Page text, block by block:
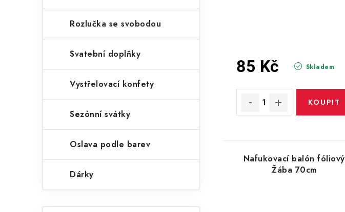
Rozlučka se svobodou
Svatební doplňky
Vystřelovací konfety
Sezónní svátky
Oslava podle barev
Dárky
Skladem
85 Kč
Nafukovací balón fóliový
Žába 70cm